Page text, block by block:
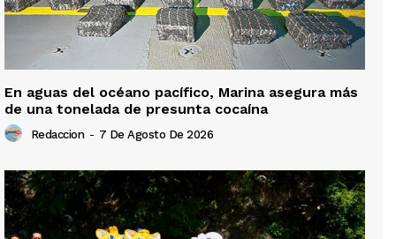
En aguas del océano pacífico, Marina asegura más
de una tonelada de presunta cocaína
Redaccion - 7 De Agosto De 2026